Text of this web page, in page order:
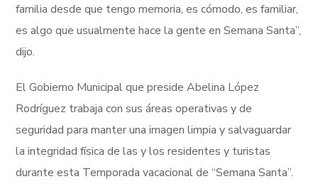
familia desde que tengo memoria, es cómodo, es familiar,
es algo que usualmente hace la gente en Semana Santa”,
dijo.
El Gobierno Municipal que preside Abelina López
Rodríguez trabaja con sus áreas operativas y de
seguridad para manter una imagen limpia y salvaguardar
la integridad física de las y los residentes y turistas
durante esta Temporada vacacional de “Semana Santa”.